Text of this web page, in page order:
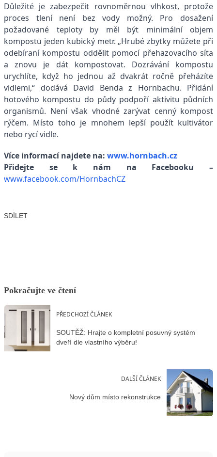
Důležité je zabezpečit rovnoměrnou vlhkost, protože
proces tlení není bez vody možný. Pro dosažení
požadované teploty by měl být minimální objem
kompostu jeden kubický metr. „Hrubé zbytky můžete při
odebíraní kompostu oddělit pomocí přehazovacího síta
a znovu je dát kompostovat. Dozrávání kompostu
urychlíte, když ho jednou až dvakrát ročně přeházíte
vidlemi,“ dodává David Benda z Hornbachu. Přidání
hotového kompostu do půdy podpoří aktivitu půdních
organismů. Není však vhodné zarývat cenný kompost
rýčem. Místo toho je mnohem lepší použít kultivátor
nebo rycí vidle.
Více informací najdete na: www.hornbach.cz
Přidejte se k nám na Facebooku –
www.facebook.com/HornbachCZ
SDÍLET
Pokračujte ve čtení
PŘEDCHOZÍ ČLÁNEK
SOUTĚŽ: Hrajte o kompletní posuvný systém
dveří dle vlastního výběru!
DALŠÍ ČLÁNEK
Nový dům místo rekonstrukce